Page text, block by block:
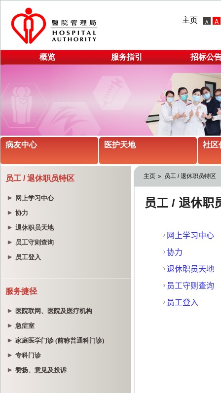
主页
概览 服务指引 招标公
病友中心 医护天地 社区
员工 / 退休职员特区
网上学习中心
协力
退休职员天地
员工守则查询
员工登入
服务捷径
医院联网、医院及医疗机构
急症室
家庭医学门诊 (前称普通科门诊)
专科门诊
赞扬、意见及投诉
主页 员工 / 退休职员特区